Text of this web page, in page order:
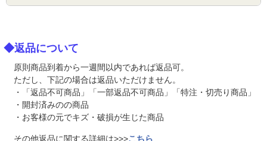
◆返品について
原則商品到着から一週間以内であれば返品可。
ただし、下記の場合は返品いただけません。
・「返品不可商品」「一部返品不可商品」「特注・切売り商品」
・開封済みのの商品
・お客様の元でキズ・破損が生じた商品
その他返品に関する詳細は>>>こちら